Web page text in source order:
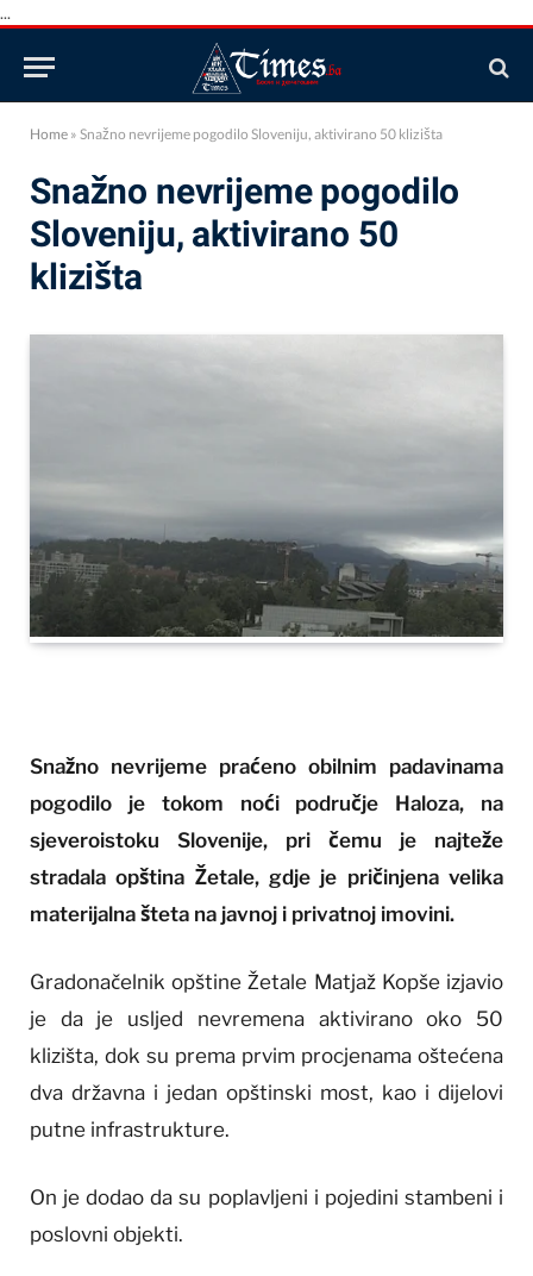
...
Home » Snažno nevrijeme pogodilo Sloveniju, aktivirano 50 klizišta
Snažno nevrijeme pogodilo
Sloveniju, aktivirano 50
klizišta
Snažno nevrijeme praćeno obilnim padavinama
pogodilo je tokom noći područje Haloza, na
sjeveroistoku Slovenije, pri čemu je najteže
stradala opština Žetale, gdje je pričinjena velika
materijalna šteta na javnoj i privatnoj imovini.
Gradonačelnik opštine Žetale Matjaž Kopše izjavio
je da je usljed nevremena aktivirano oko 50
klizišta, dok su prema prvim procjenama oštećena
dva državna i jedan opštinski most, kao i dijelovi
putne infrastrukture.
On je dodao da su poplavljeni i pojedini stambeni i
poslovni objekti.